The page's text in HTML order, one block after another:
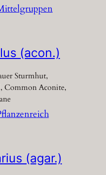
(acon.)
Sturmhut,
Common Aconite,
(agar.)